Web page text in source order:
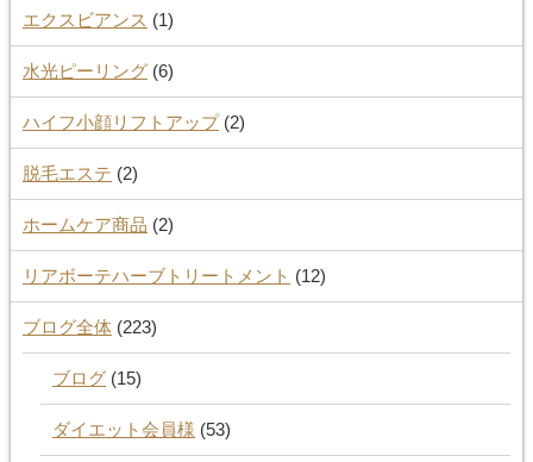
エクスビアンス (1)
水光ピーリング(6)
ハイフ小顔リフトアップ(2)
脱毛エステ (2)
ホームケア商品 (2)
リアボーテハーブトリートメント (12)
ブログ全体(223)
ブログ(15)
ダイエット会員様 (53)